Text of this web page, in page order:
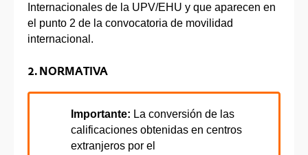
Internacionales de la UPV/EHU y que aparecen en
el punto 2 de la convocatoria de movilidad
internacional.
2. NORMATIVA
Importante: La conversión de las
calificaciones obtenidas en centros
extranjeros por el